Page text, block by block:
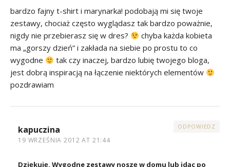
bardzo fajny t-shirt i marynarka! podobają mi się twoje
zestawy, chociaż często wyglądasz tak bardzo poważnie,
nigdy nie przebierasz się w dres?
chyba każda kobieta
ma „gorszy dzień” i zakłada na siebie po prostu to co
wygodne
tak czy inaczej, bardzo lubię twojego bloga,
jest dobrą inspiracją na łączenie niektórych elementów
pozdrawiam
kapuczina
19 WRZEŚNIA 2012 AT 21:44
ODPOWIEDZ
Dziękuję. Wygodne zestawy noszę w domu lub idąc po